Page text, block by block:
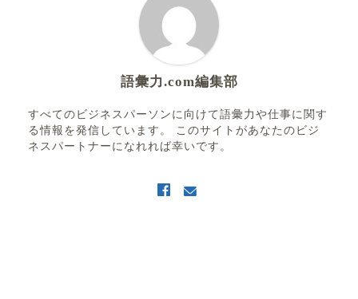
語彙力.com編集部
すべてのビジネスパーソンに向けて語彙力や仕事に関す
る情報を発信しています。 このサイトがあなたのビジ
ネスパートナーになれれば幸いです。